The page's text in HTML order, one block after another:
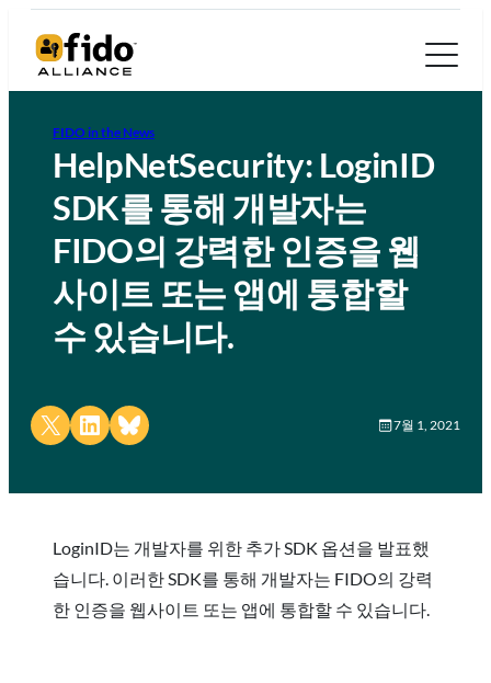
FIDO in the News
HelpNetSecurity: LoginID
SDK를 통해 개발자는
FIDO의 강력한 인증을 웹
사이트 또는 앱에 통합할
수 있습니다.
Share on X Share on LinkedIn
Share on Bluesky 7월 1, 2021
LoginID는 개발자를 위한 추가 SDK 옵션을 발표했
습니다. 이러한 SDK를 통해 개발자는 FIDO의 강력
한 인증을 웹사이트 또는 앱에 통합할 수 있습니다.